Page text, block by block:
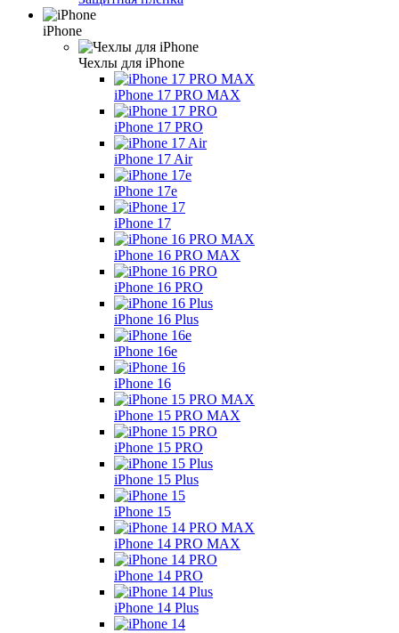
iPhone
Чехлы для iPhone
iPhone 17 PRO MAX
iPhone 17 PRO
iPhone 17 Air
iPhone 17e
iPhone 17
iPhone 16 PRO MAX
iPhone 16 PRO
iPhone 16 Plus
iPhone 16e
iPhone 16
iPhone 15 PRO MAX
iPhone 15 PRO
iPhone 15 Plus
iPhone 15
iPhone 14 PRO MAX
iPhone 14 PRO
iPhone 14 Plus